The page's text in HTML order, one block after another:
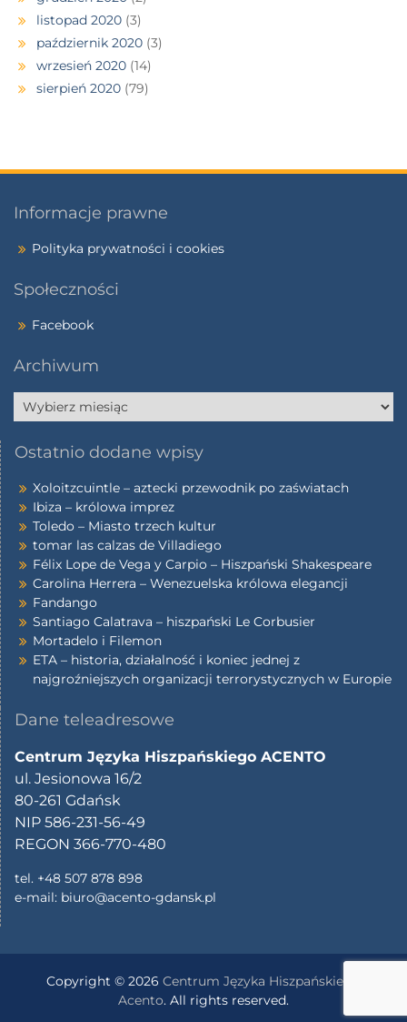
listopad 2020 (3)
październik 2020 (3)
wrzesień 2020 (14)
sierpień 2020 (79)
Informacje prawne
Polityka prywatności i cookies
Społeczności
Facebook
Archiwum
Ostatnio dodane wpisy
Xoloitzcuintle – aztecki przewodnik po zaświatach
Ibiza – królowa imprez
Toledo – Miasto trzech kultur
tomar las calzas de Villadiego
Félix Lope de Vega y Carpio – Hiszpański Shakespeare
Carolina Herrera – Wenezuelska królowa elegancji
Fandango
Santiago Calatrava – hiszpański Le Corbusier
Mortadelo i Filemon
ETA – historia, działalność i koniec jednej z
najgroźniejszych organizacji terrorystycznych w Europie
Dane teleadresowe
Centrum Języka Hiszpańskiego ACENTO
ul. Jesionowa 16/2
80-261 Gdańsk
NIP 586-231-56-49
REGON 366-770-480
tel. +48 507 878 898
e-mail: biuro@acento-gdansk.pl
Copyright © 2026 Centrum Języka Hiszpańskiego
Acento. All rights reserved.